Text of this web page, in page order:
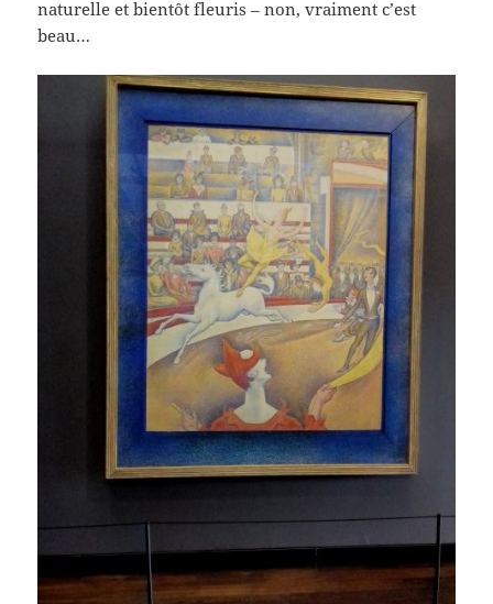
naturelle et bientôt fleuris – non, vraiment c’est
beau…